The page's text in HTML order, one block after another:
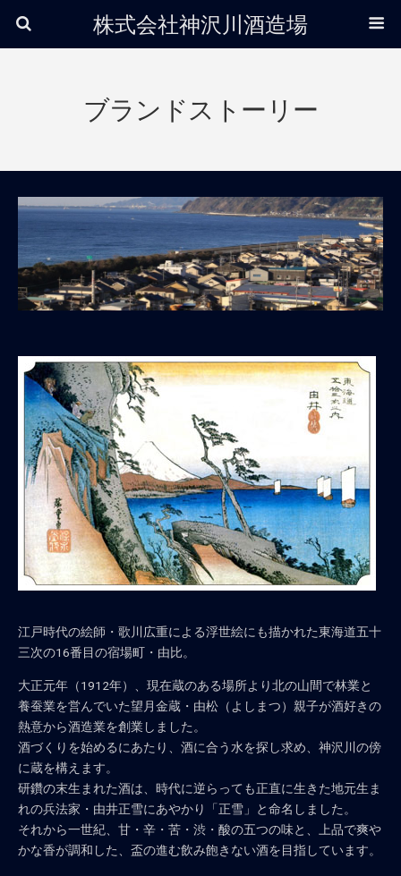
株式会社神沢川酒造場
ブランドストーリー
江戸時代の絵師・歌川広重による浮世絵にも描かれた東海道五十
三次の16番目の宿場町・由比。
大正元年（1912年）、現在蔵のある場所より北の山間で林業と
養蚕業を営んでいた望月金蔵・由松（よしまつ）親子が酒好きの
熱意から酒造業を創業しました。
酒づくりを始めるにあたり、酒に合う水を探し求め、神沢川の傍
に蔵を構えます。
研鑽の末生まれた酒は、時代に逆らっても正直に生きた地元生ま
れの兵法家・由井正雪にあやかり「正雪」と命名しました。
それから一世紀、甘・辛・苦・渋・酸の五つの味と、上品で爽や
かな香が調和した、盃の進む飲み飽きない酒を目指しています。